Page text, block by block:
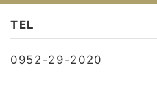
TEL
0952-29-2020